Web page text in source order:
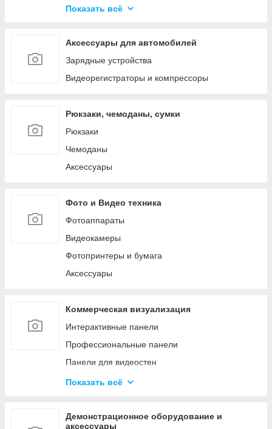
Системы оповещения и аудиотрансляция
Показать всё
Аксессуары для автомобилей
Зарядные устройства
Видеорегистраторы и компрессоры
Рюкзаки, чемоданы, сумки
Рюкзаки
Чемоданы
Аксессуары
Фото и Видео техника
Фотоаппараты
Видеокамеры
Фотопринтеры и бумага
Аксессуары
Коммерческая визуализация
Интерактивные панели
Профессиональные панели
Панели для видеостен
Интерактивные мониторы
Управление сигналом
Показать всё
Демонстрационное оборудование и
аксессуары